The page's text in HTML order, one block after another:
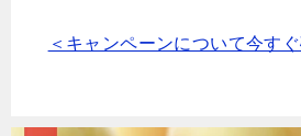
＜キャンペーンについて今す